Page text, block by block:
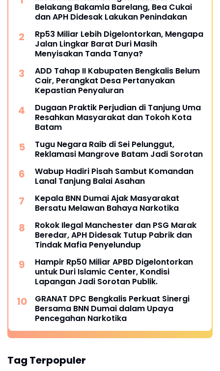
Belakang Bakamla Barelang, Bea Cukai
dan APH Didesak Lakukan Penindakan
Rp53 Miliar Lebih Digelontorkan, Mengapa
Jalan Lingkar Barat Duri Masih
Menyisakan Tanda Tanya?
ADD Tahap II Kabupaten Bengkalis Belum
Cair, Perangkat Desa Pertanyakan
Kepastian Penyaluran
Dugaan Praktik Perjudian di Tanjung Uma
Resahkan Masyarakat dan Tokoh Kota
Batam
Tugu Negara Raib di Sei Pelunggut,
Reklamasi Mangrove Batam Jadi Sorotan
Wabup Hadiri Pisah Sambut Komandan
Lanal Tanjung Balai Asahan
Kepala BNN Dumai Ajak Masyarakat
Bersatu Melawan Bahaya Narkotika
Rokok Ilegal Manchester dan PSG Marak
Beredar, APH Didesak Tutup Pabrik dan
Tindak Mafia Penyelundup
Hampir Rp50 Miliar APBD Digelontorkan
untuk Duri Islamic Center, Kondisi
Lapangan Jadi Sorotan Publik.
GRANAT DPC Bengkalis Perkuat Sinergi
Bersama BNN Dumai dalam Upaya
Pencegahan Narkotika
Tag Terpopuler